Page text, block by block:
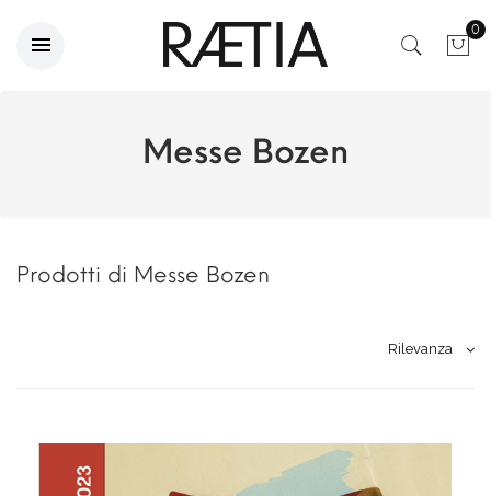
0
Messe Bozen
Prodotti di Messe Bozen
Rilevanza